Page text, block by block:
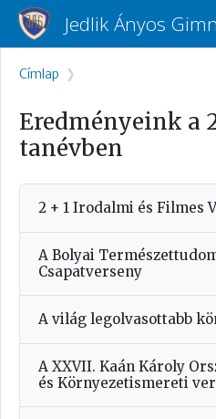
Ugrás a tartalomra
Jedlik Ányos
Morzsa
Címlap
Eredményeink a
tanévben
2 + 1 Irodalmi és Filmes
A Bolyai
Csapatverseny
A világ legolvasottabb
A XXVII. Kaán Károly
és Környezetismereti